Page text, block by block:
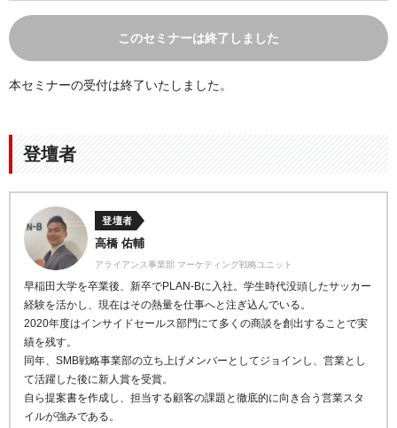
このセミナーは終了しました
本セミナーの受付は終了いたしました。
登壇者
登壇者
高橋 佑輔
アライアンス事業部 マーケティング戦略ユニット
早稲田大学を卒業後、新卒でPLAN-Bに入社。学生時代没頭したサッカー
経験を活かし、現在はその熱量を仕事へと注ぎ込んでいる。
2020年度はインサイドセールス部門にて多くの商談を創出することで実
績を残す。
同年、SMB戦略事業部の立ち上げメンバーとしてジョインし、営業とし
て活躍した後に新人賞を受賞。
自ら提案書を作成し、担当する顧客の課題と徹底的に向き合う営業スタ
イルが強みである。